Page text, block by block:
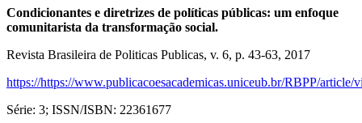
Condicionantes e diretrizes de políticas públicas: um enfoque
comunitarista da transformação social.
Revista Brasileira de Politicas Publicas, v. 6, p. 43-63, 2017
https://https://www.publicacoesacademicas.uniceub.br/RBPP/article/
Série: 3; ISSN/ISBN: 22361677